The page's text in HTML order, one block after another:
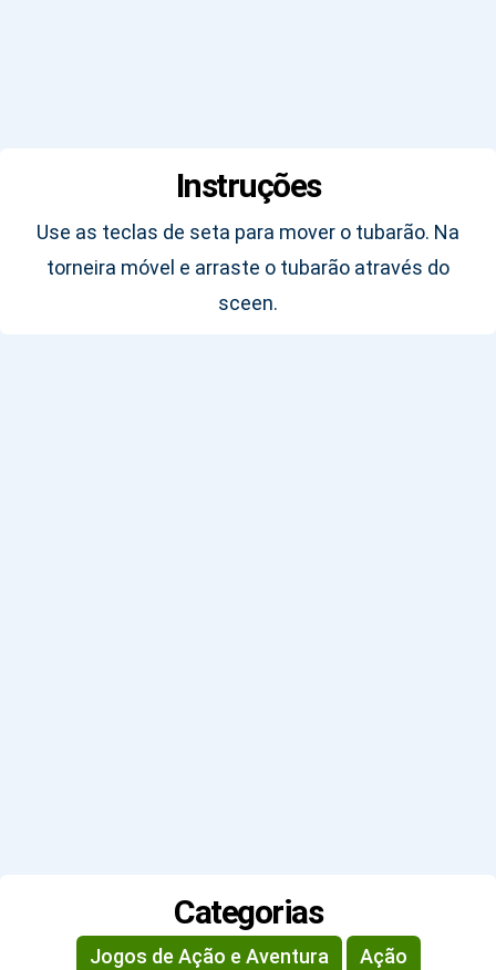
Instruções
Use as teclas de seta para mover o tubarão. Na
torneira móvel e arraste o tubarão através do
sceen.
Categorias
Jogos de Ação e Aventura Ação